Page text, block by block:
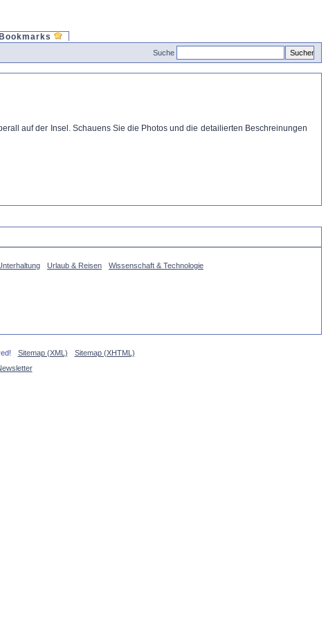
Suche
auf der Insel. Schauens Sie die Photos und die detailierten Beschreinungen
Urlaub & Reisen Wissenschaft & Technologie
Sitemap (XML)
Sitemap (XHTML)